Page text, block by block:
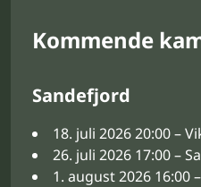
Kommende
Sandefjord
18. juli 2026 20:00 –
26. juli 2026 17:00 –
1. august 2026 16:00